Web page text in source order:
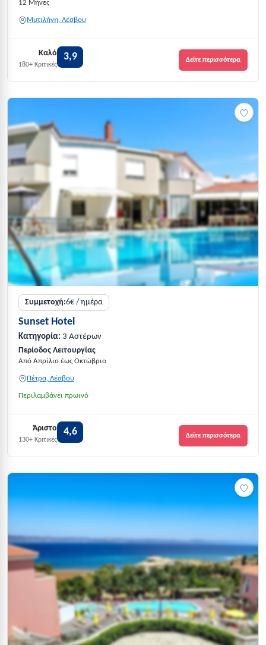
12 Μήνες
Μυτιλήνη, Λέσβου
Καλό
180+ Κριτικές
3,9 Δείτε περισσότερα
Συμμετοχή:6€ / ημέρα
Sunset Hotel
Κατηγορία: 3 Αστέρων
Περίοδος Λειτουργίας
Από Απρίλιο έως Οκτώβριο
Πέτρα, Λέσβου
Περιλαμβάνει πρωινό
Άριστο
130+ Κριτικές
4,6 Δείτε περισσότερα